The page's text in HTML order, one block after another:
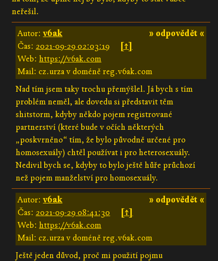
neřešil.
» odpovědět «
Autor:v6ak
Čas: 2021-09-29 02:03:19
[↑]
Web:https://v6ak.com
Mail: cz.urza v doméně reg.v6ak.com
Nad tím jsem taky trochu přemýšlel. Já bych s tím
problém neměl, ale dovedu si představit těm
shitstorm, kdyby někdo pojem registrované
partnerství (které bude v očích některých
„poskvrněno“ tím, že bylo původně určené pro
homosexuály) chtěl používat i pro heterosexuály.
Nedivil bych se, kdyby to bylo ještě hůře průchozí
než pojem manželství pro homosexuály.
» odpovědět «
Autor:v6ak
Čas: 2021-09-29 08:41:30
[↑]
Web:https://v6ak.com
Mail: cz.urza v doméně reg.v6ak.com
Ještě jeden důvod, proč mi použití pojmu